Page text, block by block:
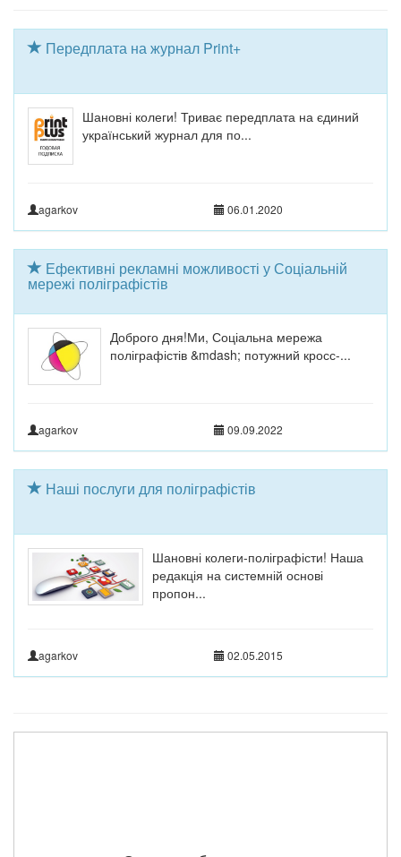
Передплата на журнал Print+
Шановні колеги! Триває передплата на єдиний
український журнал для по...
agarkov 06.01.2020
Ефективні рекламні можливості у Соціальній
мережі поліграфістів
Доброго дня!Ми, Соціальна мережа
поліграфістів &mdash; потужний кросс-...
agarkov 09.09.2022
Наші послуги для поліграфістів
Шановні колеги-поліграфісти! Наша
редакція на системній основі
пропон...
agarkov 02.05.2015